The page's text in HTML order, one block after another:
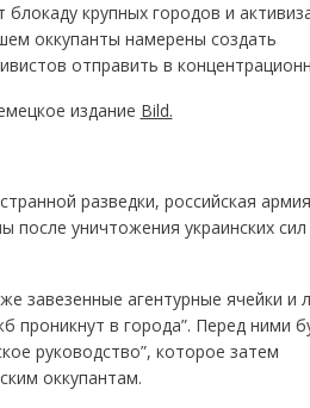
крупных городов и
оккупанты намерены создать
отправить в
издание Bild.
разведки, российская армия
после уничтожения украинских
завезенные агентурные ячейки и
проникнут в города”. Перед ними
руководство”, которое затем
оккупантам.